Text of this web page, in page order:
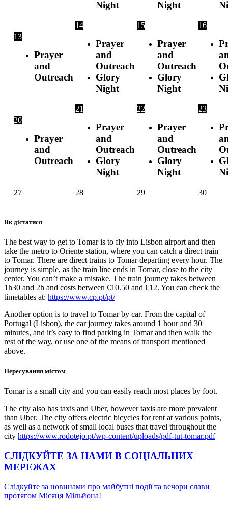
Night Night
13
Prayer
and
Outreach
14
Prayer
and
Outreach
Glory
Night
15
Prayer
and
Outreach
Glory
Night
16
20
Prayer
and
Outreach
21
Prayer
and
Outreach
Glory
Night
22
Prayer
and
Outreach
Glory
Night
23
27 28 29 30
Як дістатися
The best way to get to Tomar is to fly into Lisbon airport and then
take the metro to Oriente station, where you can catch a direct train
to Tomar. There are direct trains to Tomar departing every hour. The
journey is simple, as the train line ends in Tomar, close to the city
center. You can’t make a mistake. The train journey takes between
1h30 and 2h and costs between €10.50 and €12. You can check the
timetables at: https://www.cp.pt/pt/
Another option is to travel to Tomar by car. From the capital of
Portugal (Lisbon), the car journey takes around 1 hour and 30
minutes, and it’s easy to find parking in Tomar and then walk the
rest of the way, or use one of the means of transport mentioned
above.
Пересування містом
Tomar is a small city and you can easily reach most places by foot.
The city also has taxis and Uber, however taxis are more prevalent
than Uber. The city offers electric bicycles for rent at various points,
as well as a network of small local buses that travel throughout the
city https://www.rodotejo.pt/wp-content/uploads/pdf-tut-tomar.pdf
СЛІДКУЙТЕ ЗА НАМИ В СОЦІАЛЬНИХ
МЕРЕЖАХ
Слідкуйте за новинами про майбутні події та вечори слави
протягом Місяця Мільйона!